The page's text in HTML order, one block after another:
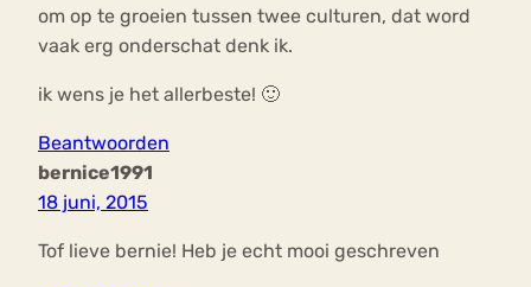
om op te groeien tussen twee culturen, dat word
vaak erg onderschat denk ik.
ik wens je het allerbeste! 🙂
Beantwoorden
bernice1991
18 juni, 2015
Tof lieve bernie! Heb je echt mooi geschreven